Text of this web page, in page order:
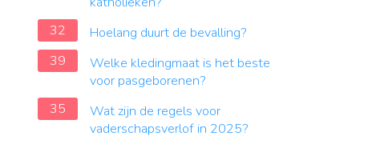
32
Hoelang duurt de bevalling?
39
Welke kledingmaat is het beste
voor pasgeborenen?
35
Wat zijn de regels voor
vaderschapsverlof in 2025?